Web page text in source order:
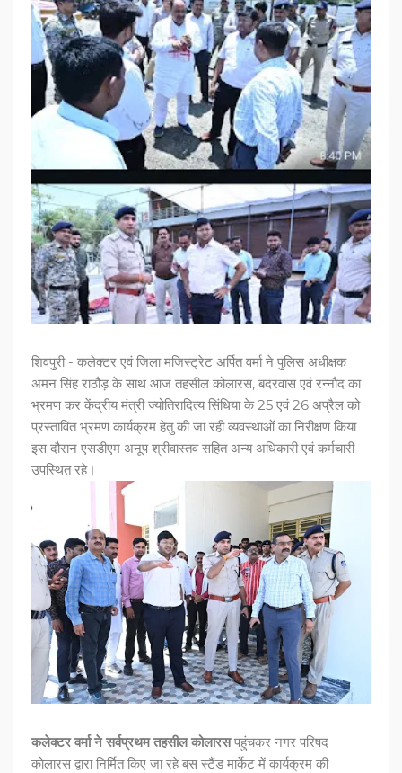
शिवपुरी - कलेक्टर एवं जिला मजिस्ट्रेट अर्पित वर्मा ने पुलिस अधीक्षक
अमन सिंह राठौड़ के साथ आज तहसील कोलारस, बदरवास एवं रन्नौद का
भ्रमण कर केंद्रीय मंत्री ज्योतिरादित्य सिंधिया के 25 एवं 26 अप्रैल को
प्रस्तावित भ्रमण कार्यक्रम हेतु की जा रही व्यवस्थाओं का निरीक्षण किया
इस दौरान एसडीएम अनूप श्रीवास्तव सहित अन्य अधिकारी एवं कर्मचारी
उपस्थित रहे।
कलेक्टर वर्मा ने सर्वप्रथम तहसील कोलारसपहुंचकर नगर परिषद
कोलारस द्वारा निर्मित किए जा रहे बस स्टैंड मार्केट में कार्यक्रम की